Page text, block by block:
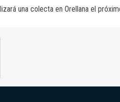
una colecta en Orellana el